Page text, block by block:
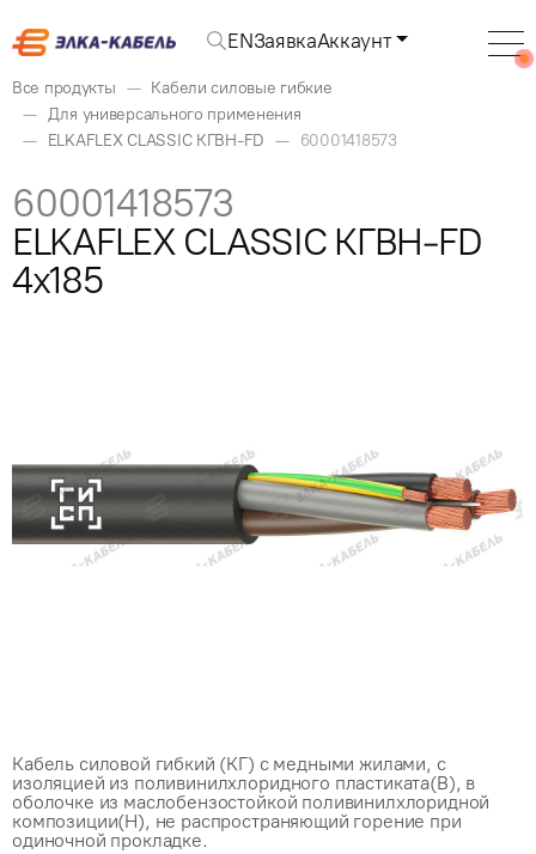
ENЗаявкаАккаунт
Все продукты
Кабели силовые гибкие
Для универсального применения
ELKAFLEX CLASSIC КГВН-FD
60001418573
Кабель силовой гибкий (КГ) с медными жилами, с
изоляцией из поливинилхлоридного пластиката(В), в
оболочке из маслобензостойкой поливинилхлоридной
композиции(Н), не распространяющий горение при
одиночной прокладке.
60001418573
ELKAFLEX CLASSIC КГВН-FD
4x185